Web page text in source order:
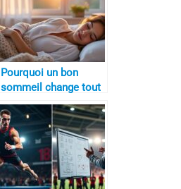
Pourquoi un bon
sommeil change tout